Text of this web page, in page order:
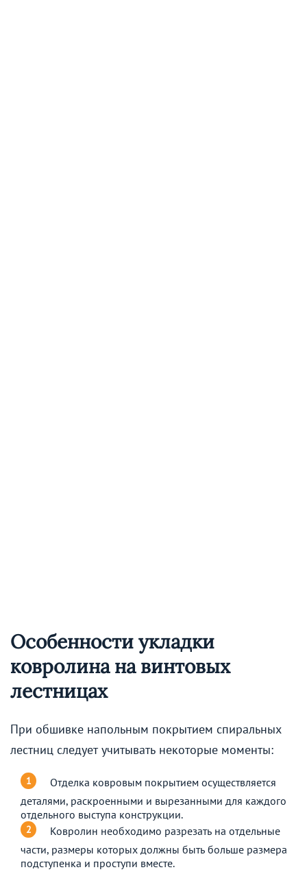
Особенности укладки
ковролина на винтовых
лестницах
При обшивке напольным покрытием спиральных
лестниц следует учитывать некоторые моменты:
Отделка ковровым покрытием осуществляется
деталями, раскроенными и вырезанными для каждого
отдельного выступа конструкции.
Ковролин необходимо разрезать на отдельные
части, размеры которых должны быть больше размера
подступенка и проступи вместе.